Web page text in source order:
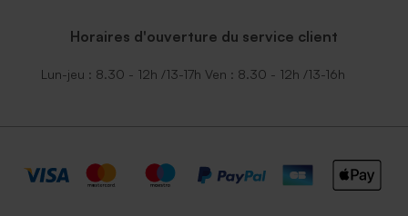
Horaires d'ouverture du service client
Lun-jeu : 8.30 - 12h /13-17h Ven : 8.30 - 12h /13-16h